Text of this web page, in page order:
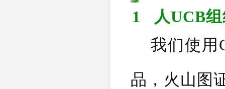
1 人UCB
我们使用
品，火山图